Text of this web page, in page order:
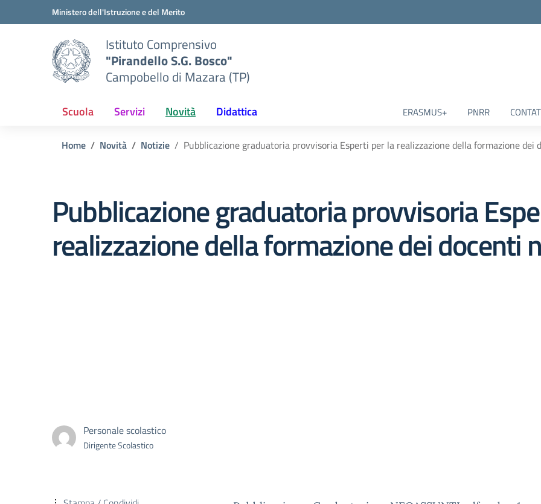
Vai ai contenuti
Vai al menu di navigazioneMinistero dell'Istruzione e del Merito
Istituto Comprensivo
"Pirandello S.G. Bosco"
Campobello di Mazara (TP)
Scuola Servizi Novità Didattica ERASMUS+ PNRR
Home Novità Notizie Pubblicazione graduatoria provvisoria Esperti per la realizzazione della formazione dei
Pubblicazione graduatoria provvisoria
realizzazione della formazione dei docenti
Personale scolastico
Dirigente Scolastico